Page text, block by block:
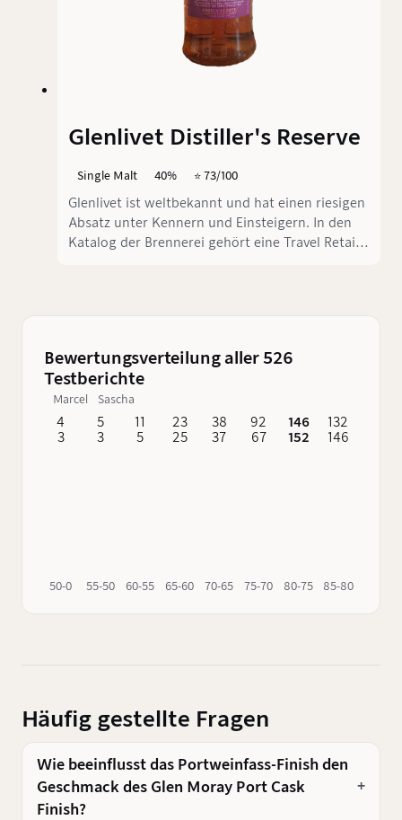
Glenlivet Distiller's Reserve
Single Malt 40% ⭐️ 73/100
Glenlivet ist weltbekannt und hat einen riesigen
Absatz unter Kennern und Einsteigern. In den
Katalog der Brennerei gehört eine Travel Retail
sind uns ein Begriff. Was genau sich hinter
"Traditional Oak" verbirgt, verrät uns das Label
leider nicht.
Bewertungsverteilung aller 526
Testberichte
Marcel Sascha
4
3
50-0
5
3
55-50
11
5
60-55
23
25
65-60
38
37
70-65
92
67
75-70
146
152
80-75
132
146
85-80
Häufig gestellte Fragen
Wie beeinflusst das Portweinfass-Finish den
Geschmack des Glen Moray Port Cask
Finish?